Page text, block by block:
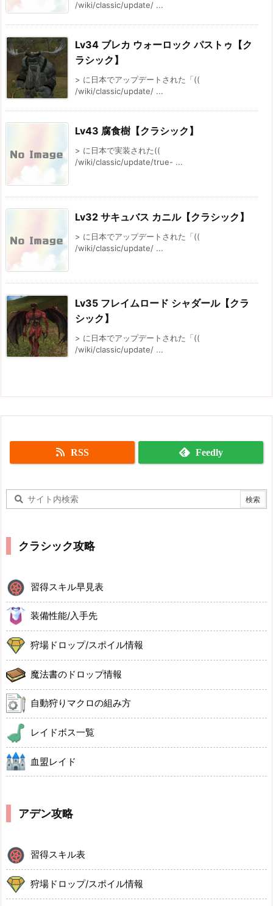
/wiki/classic/update/ ...
Lv34 ブレカ ウォーロック パストゥ【ク
ラシック】
> に日本でアップデートされた「((
/wiki/classic/update/ ...
Lv43 腐食樹【クラシック】
> に日本で実装された((
/wiki/classic/update/true- ...
Lv32 サキュバス カニル【クラシック】
> に日本でアップデートされた「((
/wiki/classic/update/ ...
Lv35 フレイムロード シャダール【クラ
シック】
> に日本でアップデートされた「((
/wiki/classic/update/ ...
RSS Feedly
クラシック攻略
習得スキル早見表
装備性能/入手先
狩場ドロップ/スポイル情報
魔法書のドロップ情報
自動狩りマクロの組み方
レイドボス一覧
血盟レイド
アデン攻略
習得スキル表
狩場ドロップ/スポイル情報